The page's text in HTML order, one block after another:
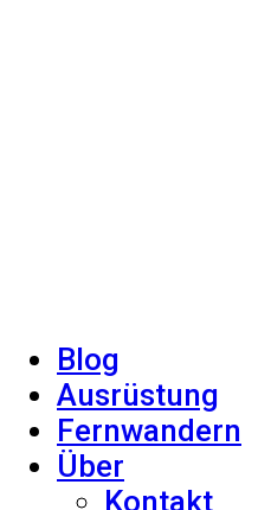
Blog
Ausrüstung
Fernwandern
Über
Kontakt